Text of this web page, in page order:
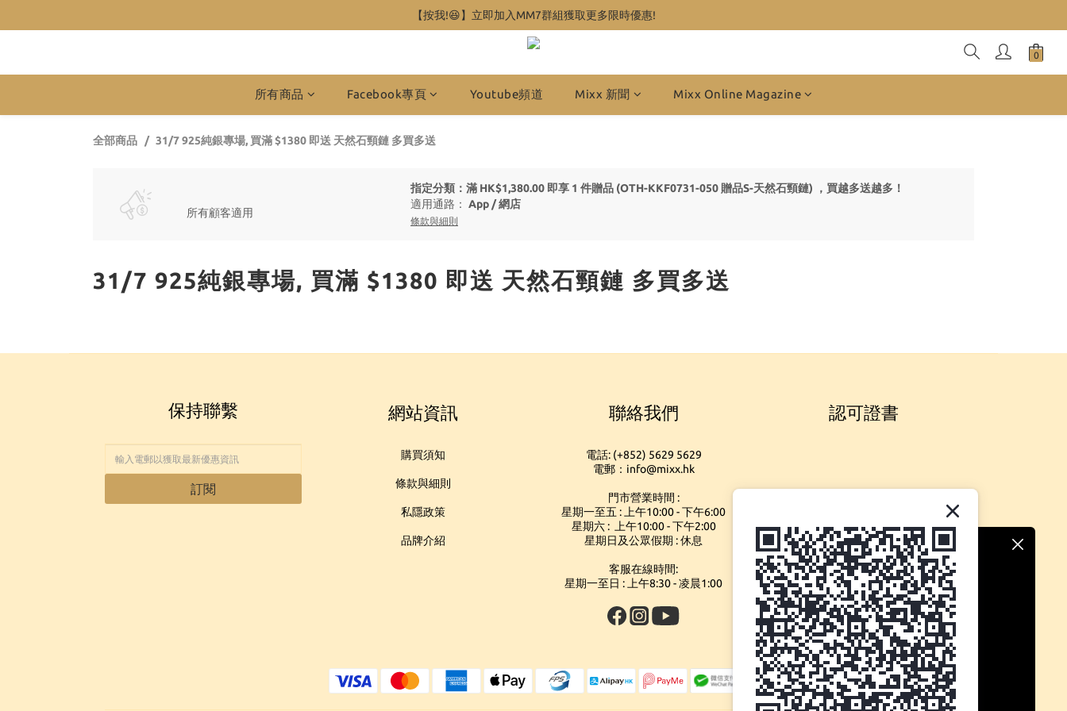
【按我!😆】立即加入MM7群組獲取更多限時優惠!
所有商品 Facebook專頁 Youtube頻道 Mixx 新聞 Mixx Online Magazine
全部商品 31/7 925純銀專場, 買滿 $1380 即送 天然石頸鏈 多買多送
所有顧客適用
指定分類：滿 HK$1,380.00 即享 1 件贈品 (OTH-KKF0731-050 贈品S-天然石頸鏈) ，買越多送越多！
適用通路： App /網店
條款與細則
31/7 925純銀專場, 買滿 $1380 即送 天然石頸鏈 多買多送
保持聯繫
訂閱
網站資訊
購買須知
條款與細則
私隱政策
品牌介紹
聯絡我們
電話: (+852) 5629 5629
電郵：info@mixx.hk
門市營業時間 :
星期一至五 : 上午10:00 - 下午6:00
星期六 : 上午10:00 - 下午2:00
星期日及公眾假期 : 休息
客服在線時間:
星期一至日 : 上午8:30 - 凌晨1:00
認可證書